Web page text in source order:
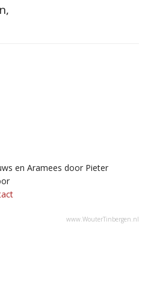
en Aramees door Pieter
www.WouterTinbergen.nl